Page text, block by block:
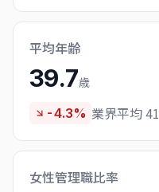
平均年齢
39.7歳
-4.3% 業界平均
女性管理職比率